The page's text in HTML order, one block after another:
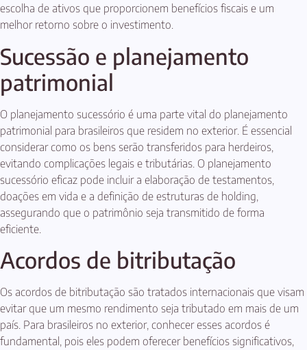
escolha de ativos que proporcionem benefícios fiscais e um
melhor retorno sobre o investimento.
Sucessão e planejamento
patrimonial
O planejamento sucessório é uma parte vital do planejamento
patrimonial para brasileiros que residem no exterior. É essencial
considerar como os bens serão transferidos para herdeiros,
evitando complicações legais e tributárias. O planejamento
sucessório eficaz pode incluir a elaboração de testamentos,
doações em vida e a definição de estruturas de holding,
assegurando que o patrimônio seja transmitido de forma
eficiente.
Acordos de bitributação
Os acordos de bitributação são tratados internacionais que visam
evitar que um mesmo rendimento seja tributado em mais de um
país. Para brasileiros no exterior, conhecer esses acordos é
fundamental, pois eles podem oferecer benefícios significativos,